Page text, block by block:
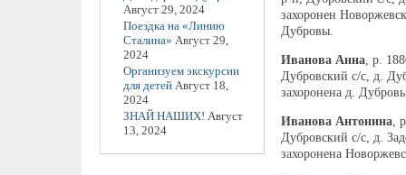
Август 29, 2024
Поездка на «Линию
Сталина» Август 29,
2024
Организуем экскурсии
для детей Август 18,
2024
ЗНАЙ НАШИХ! Август
13, 2024
захоронен
Дубровы.
Иванова Анна, р.
Дубровский с/с, д.
захоронена д.
Иванова Антонина,
Дубровский с/с, д.
захоронена